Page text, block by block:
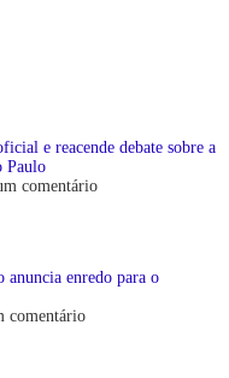
e reacende debate sobre a
Paulo
comentário
enredo para o
comentário